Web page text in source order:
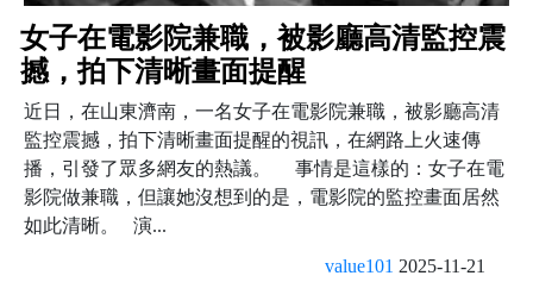
女子在電影院兼職，被影廳高清監控震
撼，拍下清晰畫面提醒
近日，在山東濟南，一名女子在電影院兼職，被影廳高清
監控震撼，拍下清晰畫面提醒的視訊，在網路上火速傳
播，引發了眾多網友的熱議。 事情是這樣的：女子在電
影院做兼職，但讓她沒想到的是，電影院的監控畫面居然
如此清晰。 演...
value101 2025-11-21